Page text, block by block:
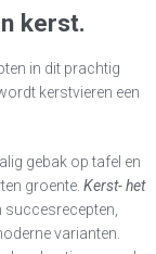
kerst.
in dit prachtig
wordt kerstvieren een
gebak op tafel en
groente. Kerst- het
succesrecepten,
varianten.